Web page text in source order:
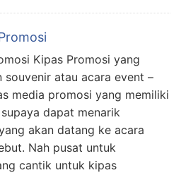
Kipas Promosi yang
atau acara event –
media promosi yang memiliki
dapat menarik
akan datang ke acara
Nah pusat untuk
cantik untuk kipas